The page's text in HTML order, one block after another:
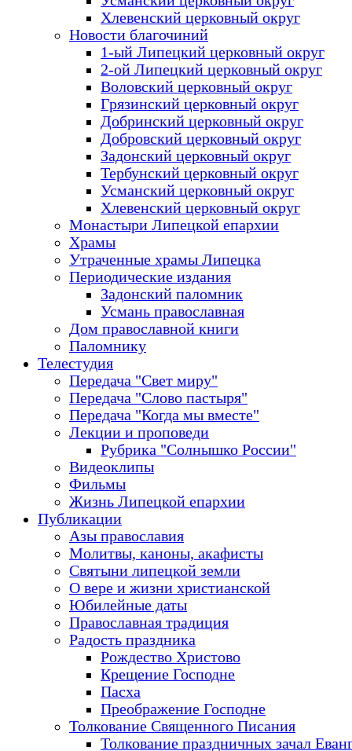
Хлевенский церковный округ
Новости благочиний
1-ый Липецкий церковный округ
2-ой Липецкий церковный округ
Воловский церковный округ
Грязинский церковный округ
Добринский церковный округ
Добровский церковный округ
Задонский церковный округ
Тербунский церковный округ
Усманский церковный округ
Хлевенский церковный округ
Монастыри Липецкой епархии
Храмы
Утраченные храмы Липецка
Периодические издания
Задонский паломник
Усмань православная
Дом православной книги
Паломнику
Телестудия
Передача "Свет миру"
Передача "Слово пастыря"
Передача "Когда мы вместе"
Лекции и проповеди
Рубрика "Солнышко России"
Видеоклипы
Фильмы
Жизнь Липецкой епархии
Публикации
Азы православия
Молитвы, каноны, акафисты
Святыни липецкой земли
О вере и жизни христианской
Юбилейные даты
Православная традиция
Радость праздника
Рождество Христово
Крещение Господне
Пасха
Преображение Господне
Толкование Священного Писания
Толкование праздничных зачал